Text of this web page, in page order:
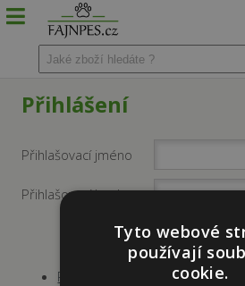
Přihlášení
Přihlašovací jméno
Přihlašovací heslo
Registrace nového uživatele
Tyto webové
používají
cookie.